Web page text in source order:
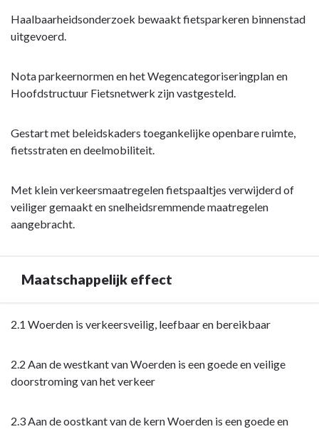
Haalbaarheidsonderzoek bewaakt fietsparkeren binnenstad
uitgevoerd.
Nota parkeernormen en het Wegencategoriseringplan en
Hoofdstructuur Fietsnetwerk zijn vastgesteld.
Gestart met beleidskaders toegankelijke openbare ruimte,
fietsstraten en deelmobiliteit.
Met klein verkeersmaatregelen fietspaaltjes verwijderd of
veiliger gemaakt en snelheidsremmende maatregelen
aangebracht.
Maatschappelijk effect
Terug
navigatie
veilig,
2.1 Woerden is verkeersveilig, leefbaar en bereikbaar
2.2 Aan de westkant van Woerden is een goede en veilige
doorstroming van het verkeer
2.3 Aan de oostkant van de kern Woerden is een goede en